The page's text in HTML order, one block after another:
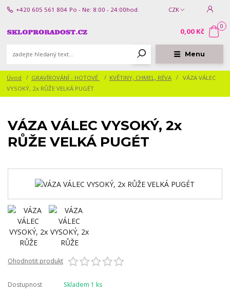
Menu
CZK
+420 605 561 804 Po - Ne: 8:00 - 24:00hod.
0
0,00 Kč
Úvod GRAVÍROVÁNÍ - HOTOVÉ KVĚTINY, CHMEL, RÉVA
VÁZA VÁLEC
VYSOKÝ, 2x RŮŽE VELKÁ PUGÉT
VÁZA VÁLEC VYSOKÝ, 2x
RŮŽE VELKÁ PUGÉT
Ohodnotit produkt
Dostupnost Skladem 1 ks